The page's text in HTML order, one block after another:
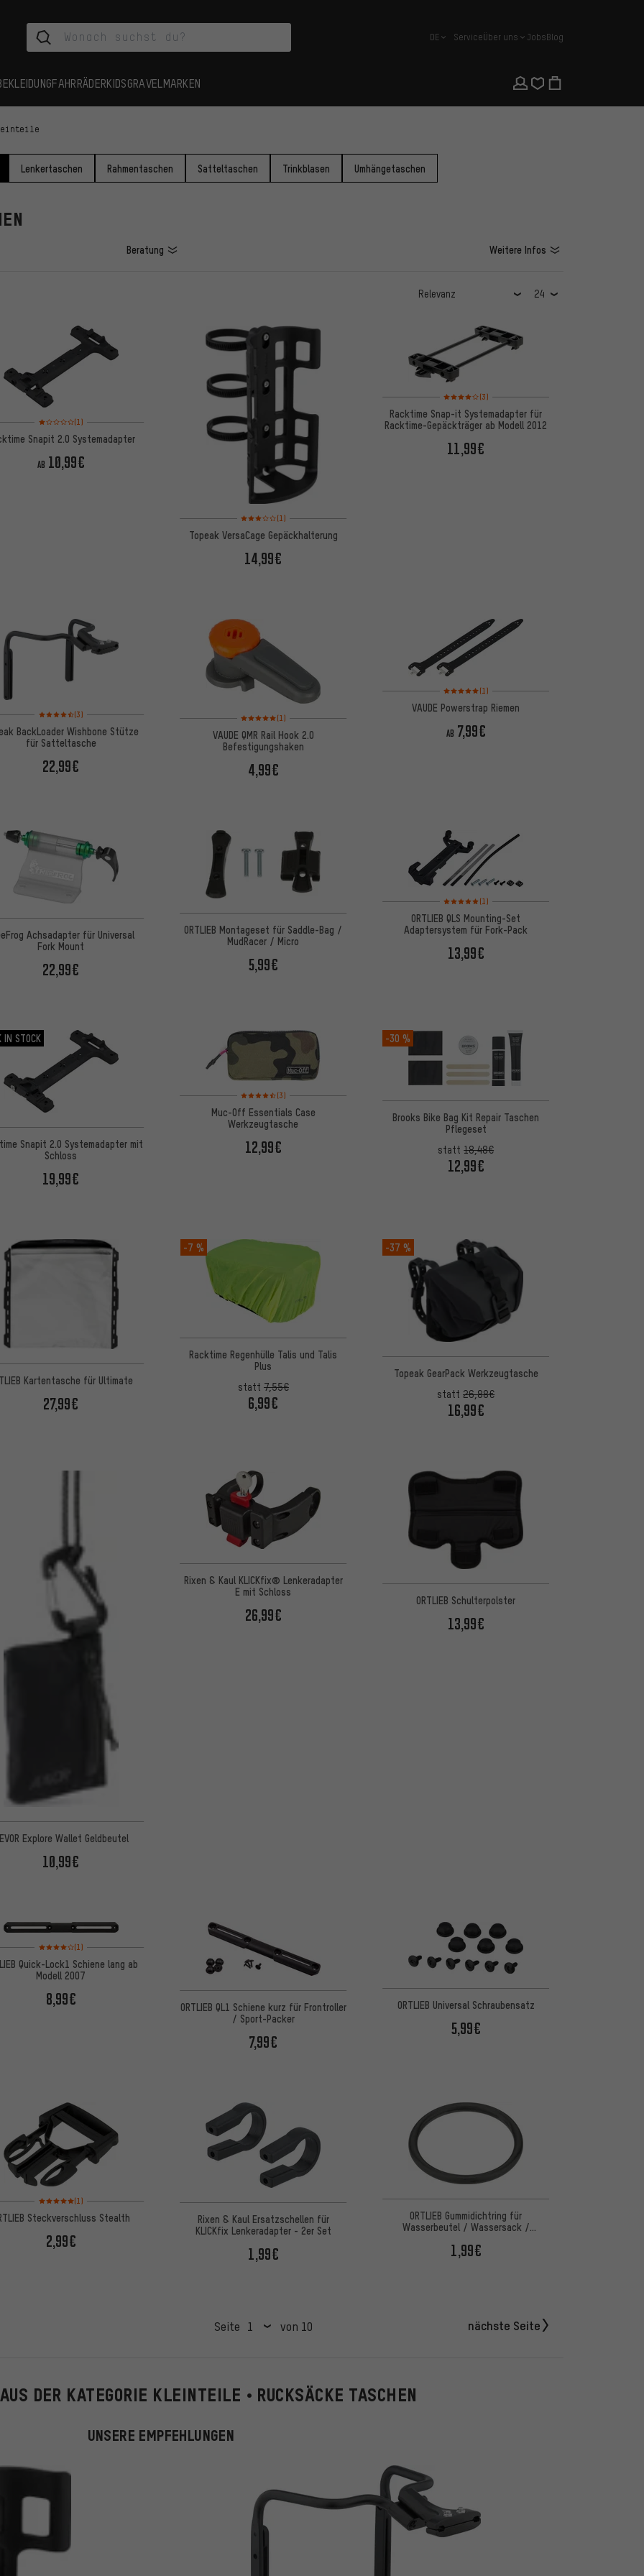
Deutsch
DE ServiceÜber uns JobsBlog
FAHRRÄDERKIDSGRAVEL MARKEN
Lenkertaschen Rahmentaschen Satteltaschen Trinkblasen Umhängetaschen
Beratung Weitere Infos
Bewertungen: 1 von 5 basierend auf 1 Bewertungen
(1)
Snapit 2.0 Systemadapter
AB 10,99€
Bewertungen: 3 von 5 basierend auf 1 Bewertungen
(1)
Topeak VersaCage Gepäckhalterung
14,99€
Bewertungen: 4 von 5 basierend auf 3 Bewertungen
(3)
Racktime Snap-it Systemadapter für
Racktime-Gepäckträger ab Modell 2012
11,99€
Bewertungen: 4,5 von 5 basierend auf 3 Bewertungen
(3)
BackLoader Wishbone Stütze
für Satteltasche
22,99€
Bewertungen: 5 von 5 basierend auf 1 Bewertungen
(1)
VAUDE QMR Rail Hook 2.0
Befestigungshaken
4,99€
Bewertungen: 5 von 5 basierend auf 1 Bewertungen
(1)
VAUDE Powerstrap Riemen
AB 7,99€
Achsadapter für Universal
Fork Mount
22,99€
ORTLIEB Montageset für Saddle-Bag /
MudRacer / Micro
5,99€
Bewertungen: 5 von 5 basierend auf 1 Bewertungen
(1)
ORTLIEB QLS Mounting-Set
Adaptersystem für Fork-Pack
13,99€
IN STOCK
Snapit 2.0 Systemadapter mit
Schloss
19,99€
Bewertungen: 4,5 von 5 basierend auf 3 Bewertungen
(3)
Muc-Off Essentials Case
Werkzeugtasche
12,99€
-30 %
Brooks Bike Bag Kit Repair Taschen
Pflegeset
statt18,48€
12,99€
Kartentasche für Ultimate
27,99€
-7 %
Racktime Regenhülle Talis und Talis
Plus
statt 7,55€
6,99€
-37 %
Topeak GearPack Werkzeugtasche
statt26,88€
16,99€
Explore Wallet Geldbeutel
10,99€
Rixen & Kaul KLICKfix® Lenkeradapter
E mit Schloss
26,99€
ORTLIEB Schulterpolster
13,99€
Bewertungen: 4 von 5 basierend auf 1 Bewertungen
(1)
Quick-Lock1 Schiene lang ab
Modell 2007
8,99€
ORTLIEB QL1 Schiene kurz für Frontroller
/ Sport-Packer
7,99€
ORTLIEB Universal Schraubensatz
5,99€
Bewertungen: 5 von 5 basierend auf 1 Bewertungen
(1)
Steckverschluss Stealth
2,99€
Rixen & Kaul Ersatzschellen für
KLICKfix Lenkeradapter - 2er Set
1,99€
ORTLIEB Gummidichtring für
Wasserbeutel / Wassersack /
1,99€
Seite von 10 nächste Seite
DER KATEGORIE KLEINTEILE • RUCKSÄCKE TASCHEN
UNSERE EMPFEHLUNGEN